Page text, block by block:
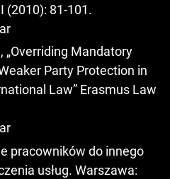
(2010): 81-101.
„Overriding Mandatory
Party Protection in
Law” Erasmus Law
pracowników do innego
usług. Warszawa: